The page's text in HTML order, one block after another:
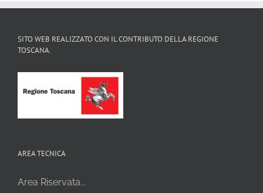
SITO WEB REALIZZATO CON IL CONTRIBUTO DELLA REGIONE
TOSCANA.
AREA TECNICA
Area Riservata...